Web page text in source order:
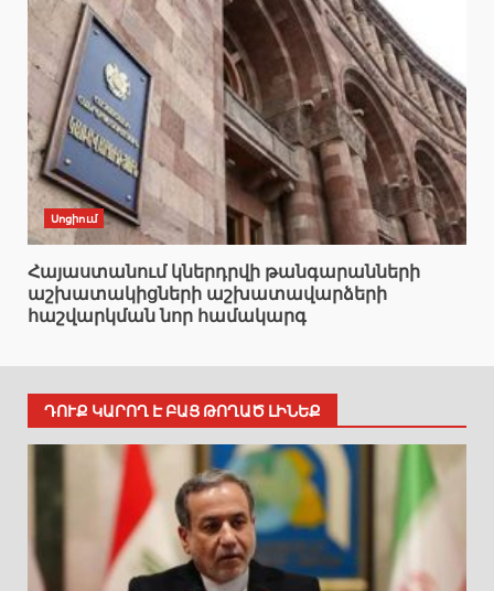
Սոցիում
Հայաստանում կներդրվի թանգարանների
աշխատակիցների աշխատավարձերի
հաշվարկման նոր համակարգ
ԴՈՒՔ ԿԱՐՈՂ Է ԲԱՑ ԹՈՂԱԾ ԼԻՆԵՔ